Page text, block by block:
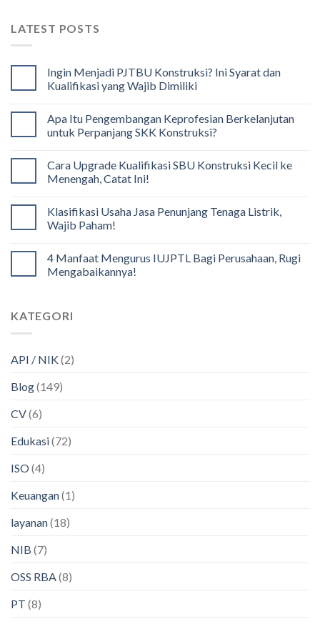
LATEST POSTS
Ingin Menjadi PJTBU Konstruksi? Ini Syarat dan
Kualifikasi yang Wajib Dimiliki
Apa Itu Pengembangan Keprofesian Berkelanjutan
untuk Perpanjang SKK Konstruksi?
Cara Upgrade Kualifikasi SBU Konstruksi Kecil ke
Menengah, Catat Ini!
Klasifikasi Usaha Jasa Penunjang Tenaga Listrik,
Wajib Paham!
4 Manfaat Mengurus IUJPTL Bagi Perusahaan, Rugi
Mengabaikannya!
KATEGORI
API / NIK(2)
Blog(149)
CV(6)
Edukasi(72)
ISO(4)
Keuangan(1)
layanan(18)
NIB (7)
OSS RBA (8)
PT (8)